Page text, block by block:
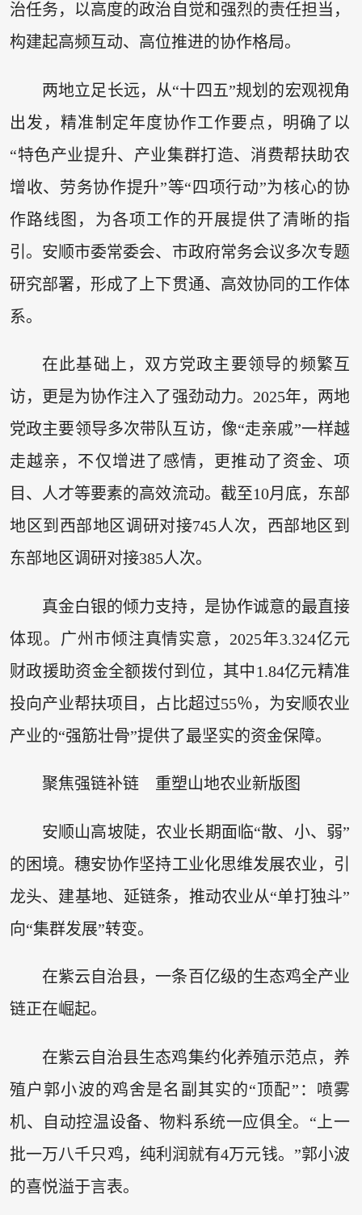
治任务，以高度的政治自觉和强烈的责任担当，
构建起高频互动、高位推进的协作格局。
两地立足长远，从“十四五”规划的宏观视角
出发，精准制定年度协作工作要点，明确了以
“特色产业提升、产业集群打造、消费帮扶助农
增收、劳务协作提升”等“四项行动”为核心的协
作路线图，为各项工作的开展提供了清晰的指
引。安顺市委常委会、市政府常务会议多次专题
研究部署，形成了上下贯通、高效协同的工作体
系。
在此基础上，双方党政主要领导的频繁互
访，更是为协作注入了强劲动力。2025年，两地
党政主要领导多次带队互访，像“走亲戚”一样越
走越亲，不仅增进了感情，更推动了资金、项
目、人才等要素的高效流动。截至10月底，东部
地区到西部地区调研对接745人次，西部地区到
东部地区调研对接385人次。
真金白银的倾力支持，是协作诚意的最直接
体现。广州市倾注真情实意，2025年3.324亿元
财政援助资金全额拨付到位，其中1.84亿元精准
投向产业帮扶项目，占比超过55％，为安顺农业
产业的“强筋壮骨”提供了最坚实的资金保障。
聚焦强链补链 重塑山地农业新版图
安顺山高坡陡，农业长期面临“散、小、弱”
的困境。穗安协作坚持工业化思维发展农业，引
龙头、建基地、延链条，推动农业从“单打独斗”
向“集群发展”转变。
在紫云自治县，一条百亿级的生态鸡全产业
链正在崛起。
在紫云自治县生态鸡集约化养殖示范点，养
殖户郭小波的鸡舍是名副其实的“顶配”：喷雾
机、自动控温设备、物料系统一应俱全。“上一
批一万八千只鸡，纯利润就有4万元钱。”郭小波
的喜悦溢于言表。